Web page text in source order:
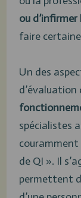
ou d’infirmer
faire
Un des
d’évaluation
spécialistes
couramment
de QI ». Il
permettent